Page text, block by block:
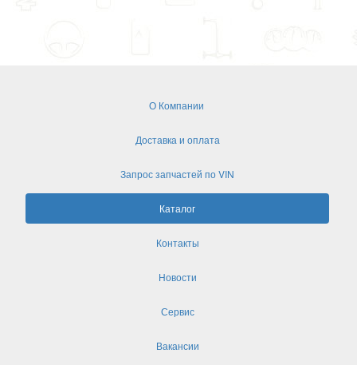
О Компании
Доставка и оплата
Запрос запчастей по VIN
Каталог
Контакты
Новости
Сервис
Вакансии